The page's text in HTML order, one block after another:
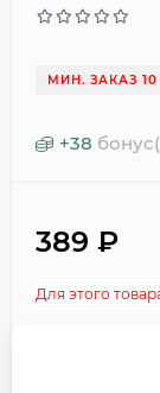
МИН. ЗАКАЗ
+38
389 ₽
Для этого